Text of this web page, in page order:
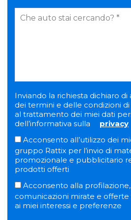
Inviando la richiesta dichiaro di
dei termini e delle condizioni
al trattamento dei miei dati
dell’informativa sulla
privacy
Acconsento all’utilizzo dei
gruppo Rattix per l’invio di
promozionale e pubblicitario
prodotti offerti
Acconsento alla
comunicazioni mirate e offerte
ai miei interessi e preferenze